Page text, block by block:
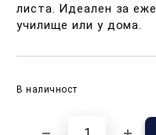
листа. Идеален за
училище или у дома.
В наличност